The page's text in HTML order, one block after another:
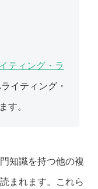
ティング・ラ
イティング・
す。
知識を持つ他の複
まれます。これら